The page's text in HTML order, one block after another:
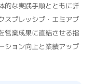
的な実践手順とともに詳
スプレッシブ・エミアブ
営業成果に直結させる指
ション向上と業績アップ